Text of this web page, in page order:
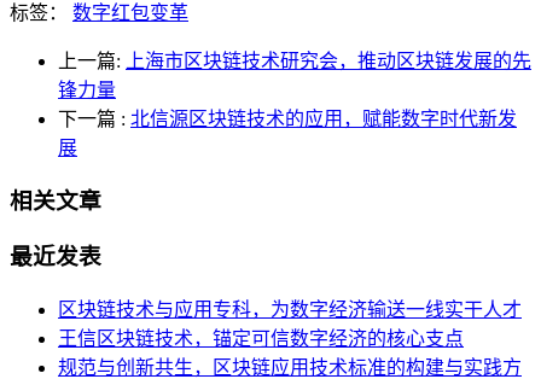
标签： 数字红包变革
上一篇:
上海市区块链技术研究会，推动区块链发展的先
锋力量
下一篇 : 北信源区块链技术的应用，赋能数字时代新发
展
相关文章
最近发表
区块链技术与应用专科，为数字经济输送一线实干人才
王信区块链技术，锚定可信数字经济的核心支点
规范与创新共生，区块链应用技术标准的构建与实践方